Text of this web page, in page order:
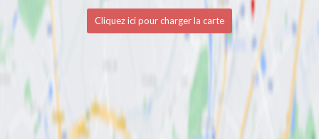
Cliquez ici pour charger la carte